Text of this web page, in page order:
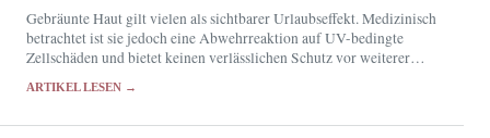
Gebräunte Haut gilt vielen als sichtbarer Urlaubseffekt. Medizinisch
betrachtet ist sie jedoch eine Abwehrreaktion auf UV-bedingte
Zellschäden und bietet keinen verlässlichen Schutz vor weiterer
ARTIKEL LESEN →